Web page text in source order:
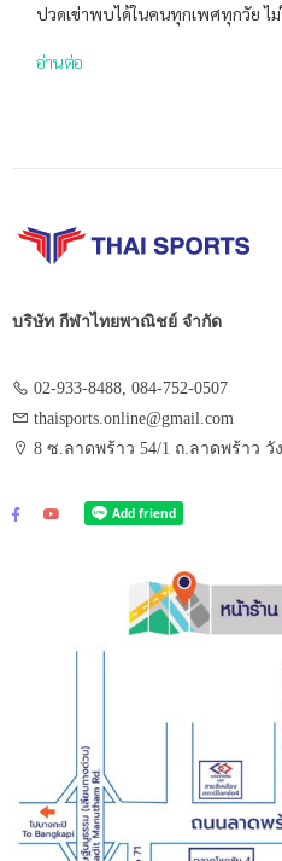
ปวดเข่าพบได้ในคนทุกเพศทุกวัย ไ
อ่านต่อ
บริษัท กีฬาไทยพาณิชย์ จำกัด
02-933-8488, 084-752-0507
thaisports.online@gmail.com
8 ซ.ลาดพร้าว 54/1 ถ.ลาดพร้าว วั